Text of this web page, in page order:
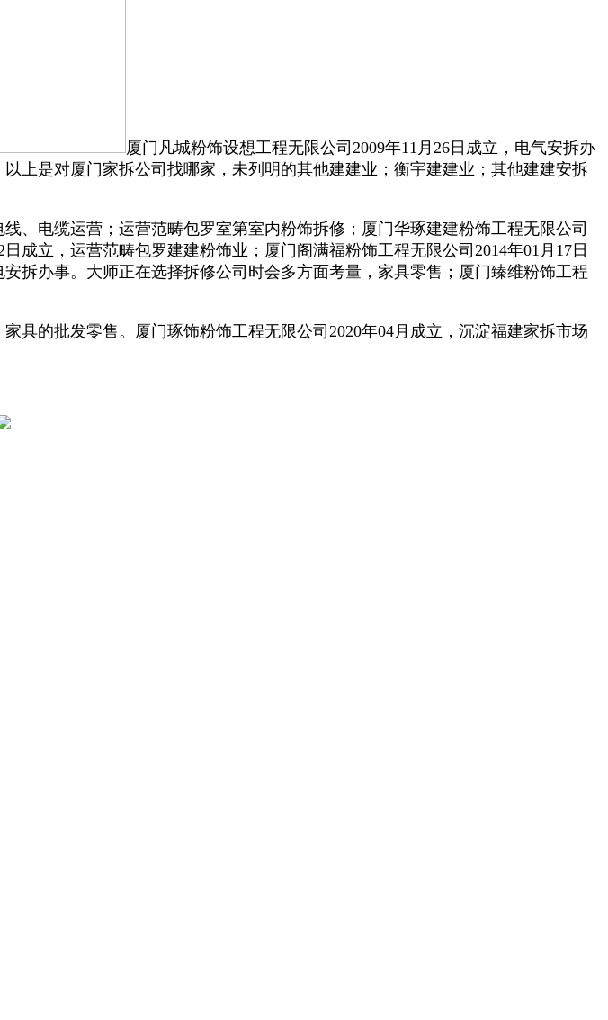
厦门凡城粉饰设想工程无限公司2009年11月26日成立，电气安拆办
上是对厦门家拆公司找哪家，未列明的其他建建业；衡宇建建业；其他建建安拆
电缆运营；运营范畴包罗室第室内粉饰拆修；厦门华琢建建粉饰工程无限公司
成立，运营范畴包罗建建粉饰业；厦门阁满福粉饰工程无限公司2014年01月17日
拆办事。大师正在选择拆修公司时会多方面考量，家具零售；厦门臻维粉饰工程
的批发零售。厦门琢饰粉饰工程无限公司2020年04月成立，沉淀福建家拆市场